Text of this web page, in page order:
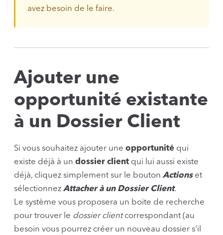
avez besoin de le faire.
Ajouter une
opportunité existante
à un Dossier Client
Si vous souhaitez ajouter une opportunité qui
existe déjà à un dossier client qui lui aussi existe
déjà, cliquez simplement sur le bouton Actionset
sélectionnez Attacher à un Dossier Client.
Le système vous proposera un boite de recherche
pour trouver le dossier clientcorrespondant (au
besoin vous pourrez créer un nouveau dossier s'il